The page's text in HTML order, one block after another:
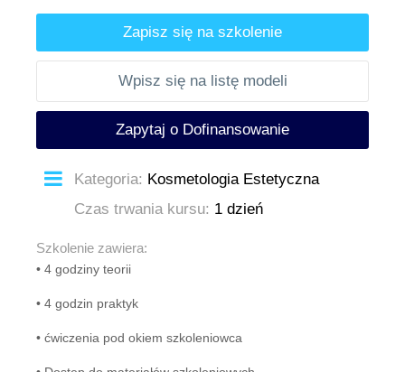
Zapisz się na szkolenie
Wpisz się na listę modeli
Zapytaj o Dofinansowanie
Kategoria: Kosmetologia Estetyczna
Czas trwania kursu: 1 dzień
Szkolenie zawiera:
• 4 godziny teorii
• 4 godzin praktyk
• ćwiczenia pod okiem szkoleniowca